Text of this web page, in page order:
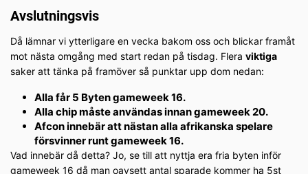
Avslutningsvis
Då lämnar vi ytterligare en vecka bakom oss och blickar framåt
mot nästa omgång med start redan på tisdag. Flera viktiga
saker att tänka på framöver så punktar upp dom nedan:
Alla får 5 Byten gameweek 16.
Alla chip måste användas innan gameweek 20.
Afcon innebär att nästan alla afrikanska spelare
försvinner runt gameweek 16.
Vad innebär då detta? Jo, se till att nyttja era fria byten inför
gameweek 16 då man oavsett antal sparade kommer ha 5st